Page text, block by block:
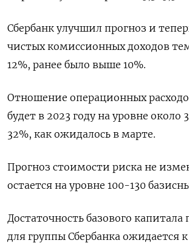
Сбербанк улучшил прогноз и
чистых комиссионных доходов
12%, ранее было выше 10%.
Отношение операционных
будет в 2023 году на уровне около
32%, как ожидалось в марте.
Прогноз стоимости риска не
остается на уровне 100-130
Достаточность базового капитала
для группы Сбербанка ожидается